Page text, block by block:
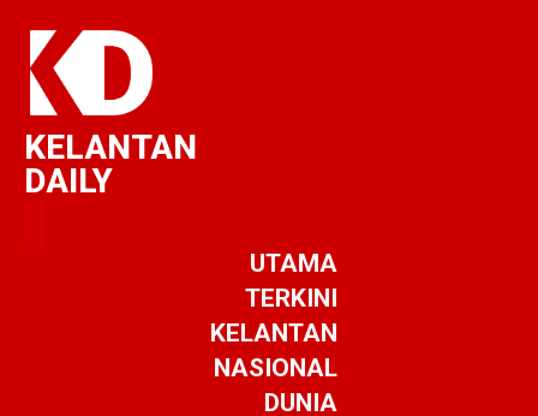
KELANTAN
DAILY
UTAMA
TERKINI
KELANTAN
NASIONAL
DUNIA